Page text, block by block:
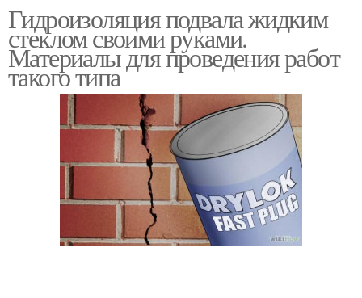
Гидроизоляция подвала жидким
стеклом своими руками.
Материалы для проведения работ
такого типа